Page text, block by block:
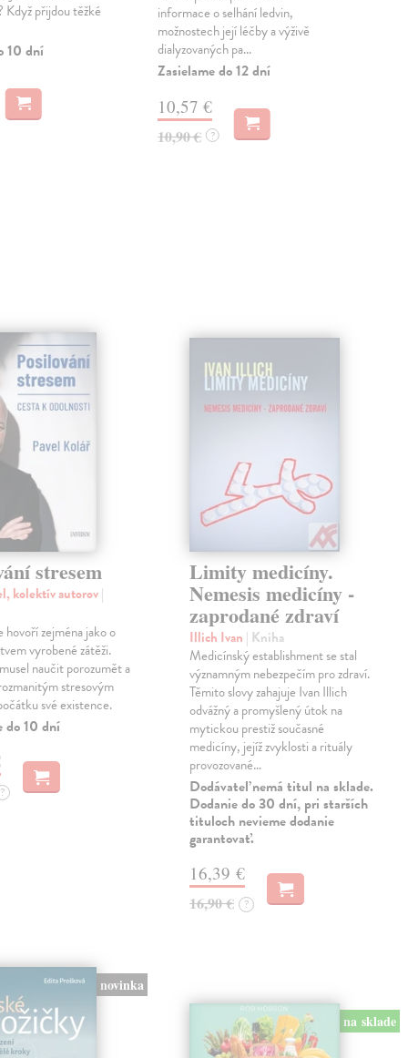
Když přijdou těžké
10 dní
informace o selhání ledvin,
možnostech její léčby a výživě
dialyzovaných pa...
Zasielame do 12 dní
10,57 €
10,90 € ?
stresem
kolektív autorov|
hovoří zejména jako o
vyrobené zátěži.
naučit porozumět a
stresovým
své existence.
do 10 dní
?
Limity medicíny.
Nemesis medicíny -
zaprodané zdraví
Illich Ivan | Kniha
Medicínský establishment se stal
významným nebezpečím pro zdraví.
Těmito slovy zahajuje Ivan Illich
odvážný a promyšlený útok na
mytickou prestiž současné
medicíny, jejíž zvyklosti a rituály
provozované…
Dodávateľ nemá titul na sklade.
Dodanie do 30 dní, pri starších
tituloch nevieme dodanie
garantovať.
16,39 €
16,90 € ?
novinka
na sklade